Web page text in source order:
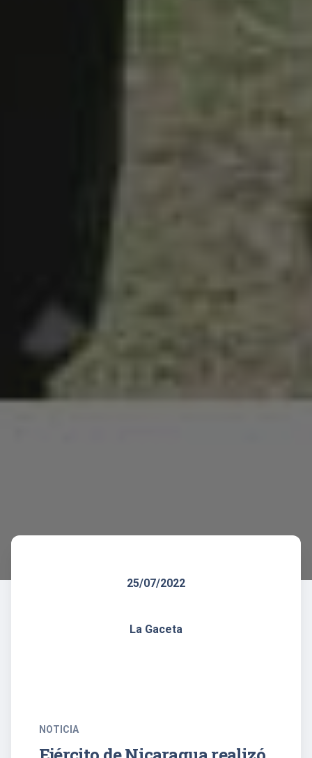
25/07/2022
La Gaceta
NOTICIA